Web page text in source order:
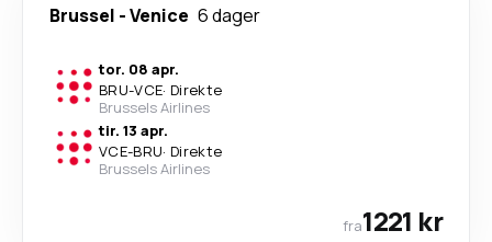
Brussel -Venice 6 dager
tor. 08 apr.
BRU-VCE· Direkte
Brussels Airlines
tir. 13 apr.
VCE-BRU· Direkte
Brussels Airlines
fra1221 kr